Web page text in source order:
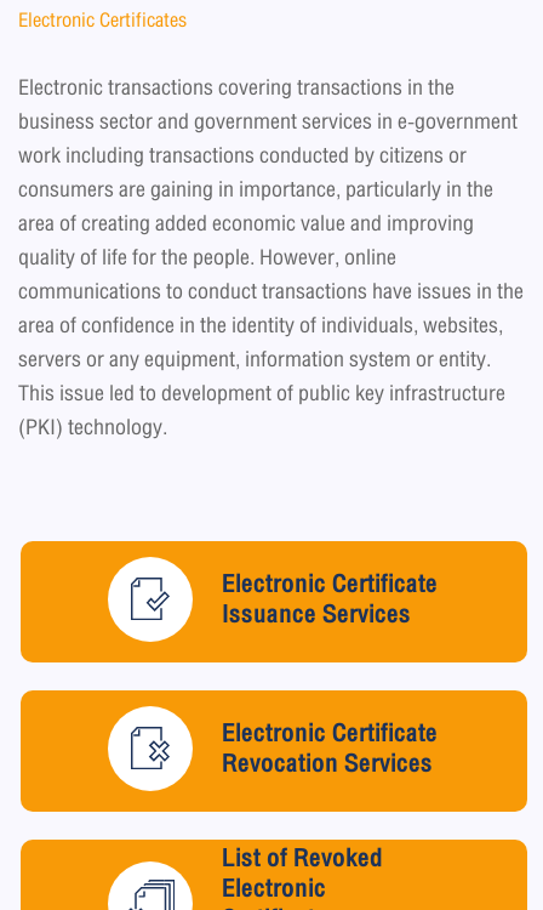
Electronic Certificates
Electronic transactions covering transactions in the
business sector and government services in e-government
work including transactions conducted by citizens or
consumers are gaining in importance, particularly in the
area of creating added economic value and improving
quality of life for the people. However, online
communications to conduct transactions have issues in the
area of confidence in the identity of individuals, websites,
servers or any equipment, information system or entity.
This issue led to development of public key infrastructure
(PKI) technology.
Electronic Certificate
Issuance Services
Electronic Certificate
Revocation Services
List of Revoked
Electronic